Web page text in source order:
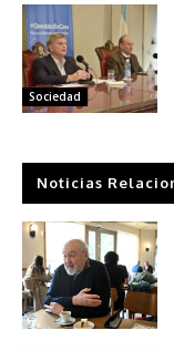
Sociedad
Noticias